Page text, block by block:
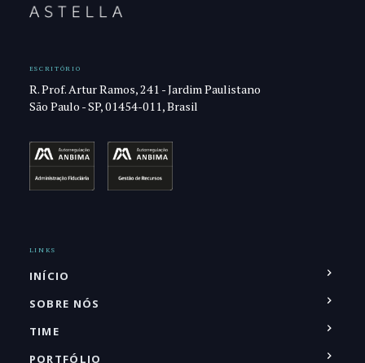
ESCRITÓRIO
R. Prof. Artur Ramos, 241 - Jardim Paulistano
São Paulo - SP, 01454-011, Brasil
LINKS
INÍCIO
SOBRE NÓS
TIME
PORTFÓLIO